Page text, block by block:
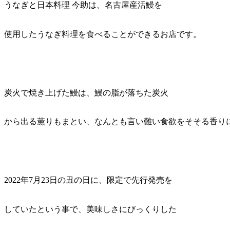
うなぎと日本料理 今助は、名古屋産活鰻を
使用したうなぎ料理を食べることができるお店です。
炭火で焼き上げた鰻は、鰻の脂が落ちた炭火
から出る薫りもまとい、なんとも言い難い食欲をそそる香り
2022年7月23日の丑の日に、限定で先行発売を
していたという事で、美味しさにびっくりした